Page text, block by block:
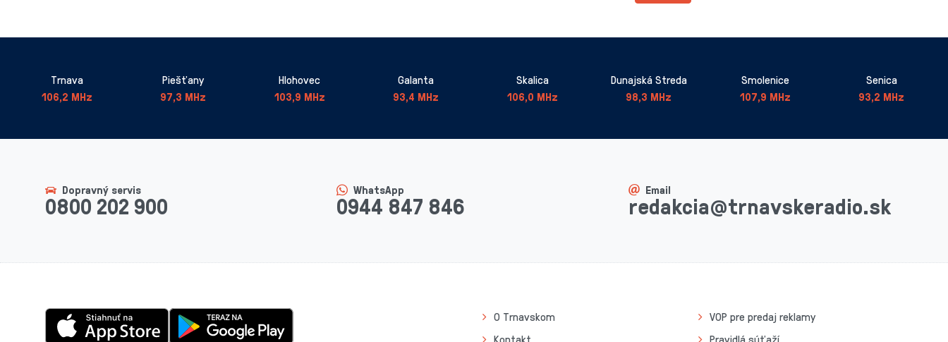
Trnava
106,2 MHz
Piešťany
97,3 MHz
Hlohovec
103,9 MHz
Galanta
93,4 MHz
Skalica
106,0 MHz
Dunajská Streda
98,3 MHz
Smolenice
107,9 MHz
Senica
93,2 MHz
Dopravný servis
0800 202 900
WhatsApp
0944 847 846
Email
redakcia@trnavskeradio.sk
O Trnavskom
VOP pre predaj reklamy